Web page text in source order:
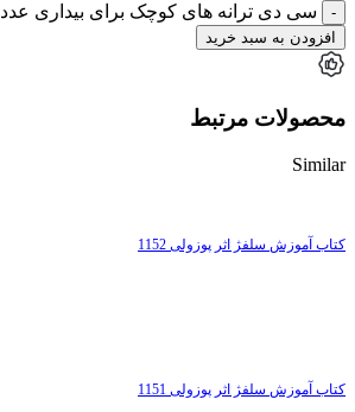
سی دی ترانه های کوچک برای بیداری عدد
افزودن به سبد خرید
محصولات مرتبط
Similar
کتاب آموزش سلفژ اثر پوزولی 1152
کتاب آموزش سلفژ اثر پوزولی 1151